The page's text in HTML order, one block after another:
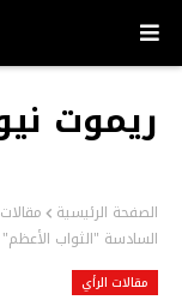
ريموت
الصفحة الرئيسية
السادسة "الثواب الأعظم"
مقالات الرأي